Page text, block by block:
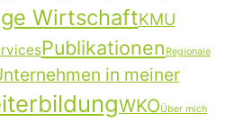
WirtschaftKMU
Publikationen Regionale
in meiner
WKOÜber mich